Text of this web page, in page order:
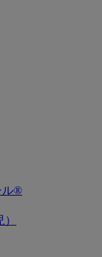
ル®